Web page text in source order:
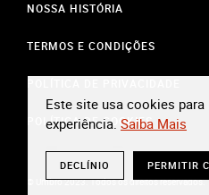
NOSSA HISTÓRIA
TERMOS E CONDIÇÕES
POLÍTICA DE COOKIES
© Umbro 2023. Todos os direitos reservados.
Este site usa cookies para
experiência. Saiba Mais
DECLÍNIO PERMITIR